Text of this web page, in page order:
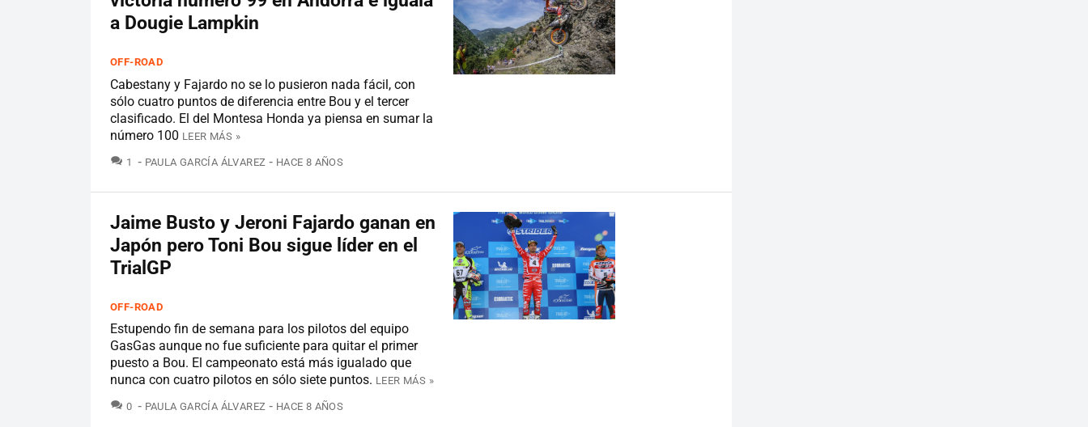
a Dougie Lampkin
OFF-ROAD
Cabestany y Fajardo no se lo pusieron nada fácil, con
sólo cuatro puntos de diferencia entre Bou y el tercer
clasificado. El del Montesa Honda ya piensa en sumar la
número 100 LEER MÁS »
1 COMENTARIOS
PAULA GARCÍA ÁLVAREZ HACE 8 AÑOS
Jaime Busto y Jeroni Fajardo ganan en
Japón pero Toni Bou sigue líder en el
TrialGP
OFF-ROAD
Estupendo fin de semana para los pilotos del equipo
GasGas aunque no fue suficiente para quitar el primer
puesto a Bou. El campeonato está más igualado que
nunca con cuatro pilotos en sólo siete puntos. LEER MÁS »
0 COMENTARIOS
PAULA GARCÍA ÁLVAREZ HACE 8 AÑOS